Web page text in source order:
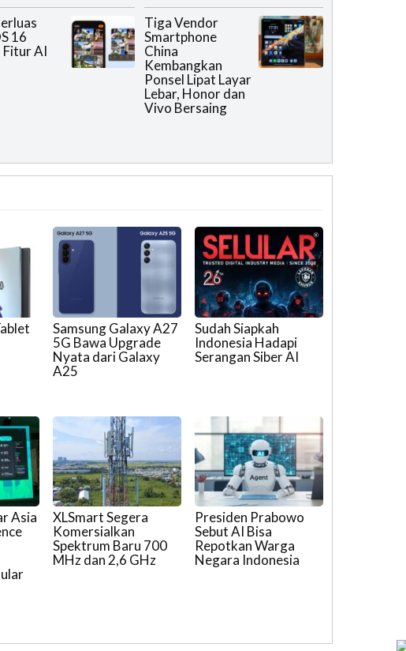
16
Fitur AI
Tiga Vendor
Smartphone
China
Kembangkan
Ponsel Lipat Layar
Lebar, Honor dan
Vivo Bersaing
Samsung Galaxy A27
5G Bawa Upgrade
Nyata dari Galaxy
A25
Sudah Siapkah
Indonesia Hadapi
Serangan Siber AI
Asia
XLSmart Segera
Komersialkan
Spektrum Baru 700
MHz dan 2,6 GHz
Presiden Prabowo
Sebut AI Bisa
Repotkan Warga
Negara Indonesia